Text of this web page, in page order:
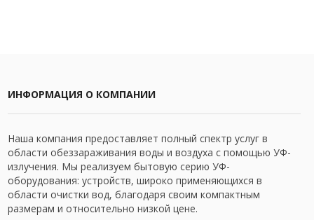
ИНФОРМАЦИЯ О КОМПАНИИ
Наша компания предоставляет полный спектр услуг в
области обеззараживания воды и воздуха с помощью УФ-
излучения. Мы реализуем бытовую серию УФ-
оборудования: устройств, широко применяющихся в
области очистки вод, благодаря своим компактным
размерам и относительно низкой цене.